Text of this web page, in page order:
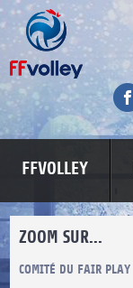
FFVOLLEY
ZOOM SUR...
COMITÉ DU FAIR PLAY